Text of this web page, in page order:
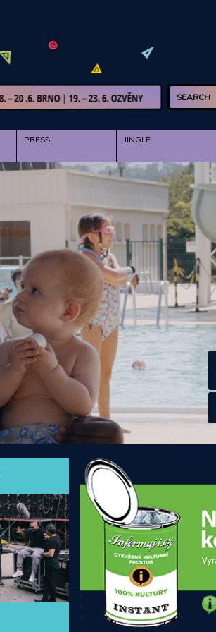
Vyhledávání
PRESS JINGLE